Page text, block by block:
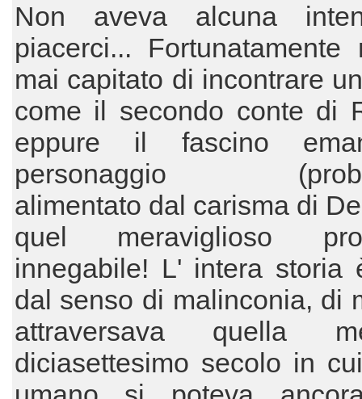
Non aveva alcuna
piacerci...
mai capitato di incontrare
come il secondo conte di
eppure il fascino
personaggio
alimentato dal carisma di
quel meraviglioso
innegabile! L' intera storia
dal senso di malinconia, di
attraversava quella
diciasettesimo secolo in